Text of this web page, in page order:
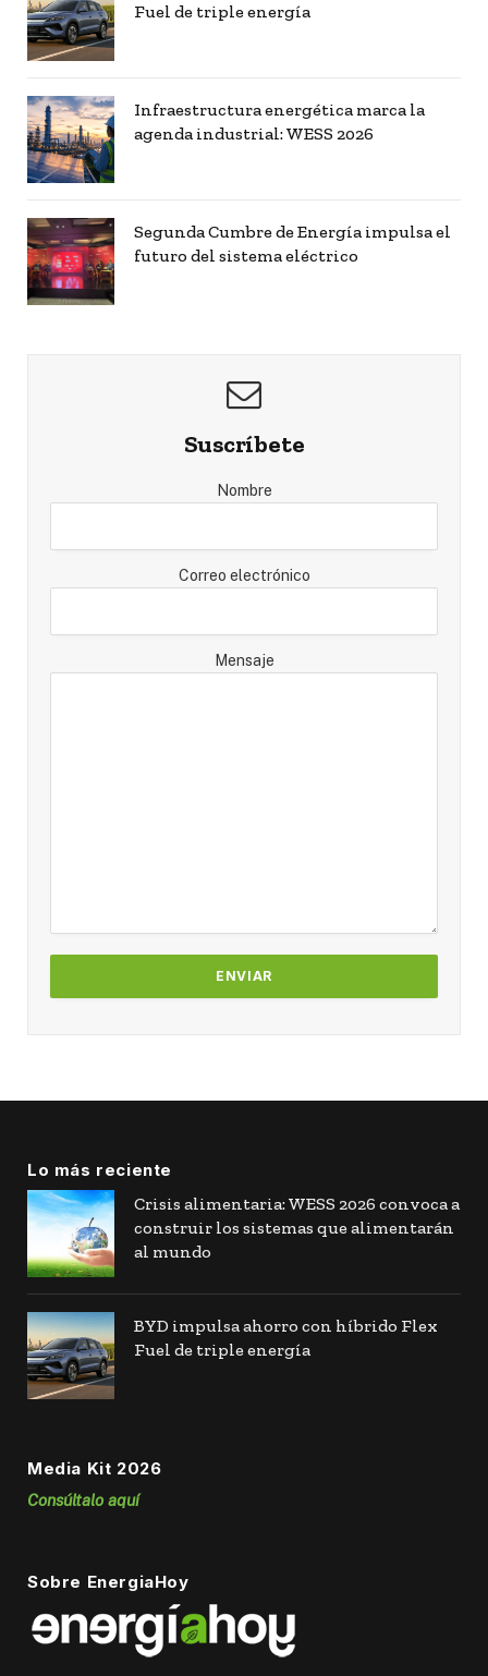
Fuel de triple energía
Infraestructura energética marca la
agenda industrial: WESS 2026
Segunda Cumbre de Energía impulsa el
futuro del sistema eléctrico
Suscríbete
Nombre
Correo electrónico
Mensaje
Lo más reciente
Crisis alimentaria: WESS 2026 convoca a
construir los sistemas que alimentarán
al mundo
BYD impulsa ahorro con híbrido Flex
Fuel de triple energía
Media Kit 2026
Consúltalo aquí
Sobre EnergiaHoy